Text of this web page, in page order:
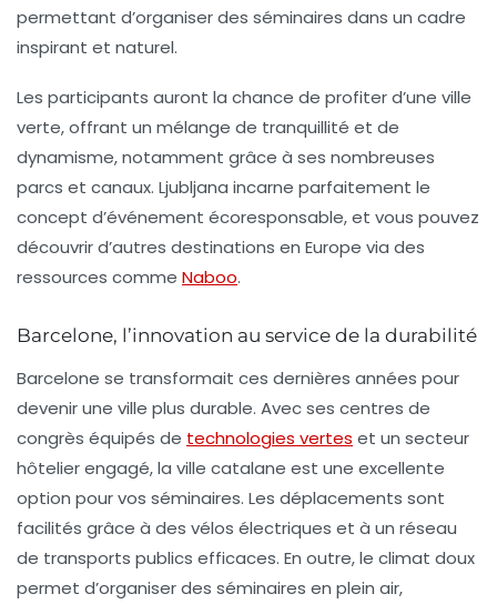
permettant d’organiser des séminaires dans un cadre
inspirant et naturel.
Les participants auront la chance de profiter d’une ville
verte, offrant un mélange de tranquillité et de
dynamisme, notamment grâce à ses nombreuses
parcs et canaux. Ljubljana incarne parfaitement le
concept d’événement écoresponsable, et vous pouvez
découvrir d’autres destinations en Europe via des
ressources comme Naboo.
Barcelone, l’innovation au service de la durabilité
Barcelone se transformait ces dernières années pour
devenir une ville plus durable. Avec ses centres de
congrès équipés de technologies vertes et un secteur
hôtelier engagé, la ville catalane est une excellente
option pour vos séminaires. Les déplacements sont
facilités grâce à des vélos électriques et à un réseau
de transports publics efficaces. En outre, le climat doux
permet d’organiser des séminaires en plein air,